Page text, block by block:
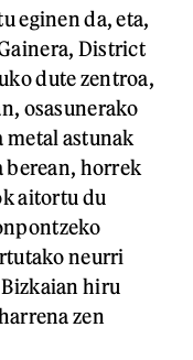
eginen da, eta,
District
dute zentroa,
osasunerako
metal astunak
berean, horrek
aitortu du
neurri
hiru
zen